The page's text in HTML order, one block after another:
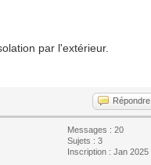
par l'extérieur.
Répondre
Messages : 20
Sujets : 3
Inscription : Jan 2025